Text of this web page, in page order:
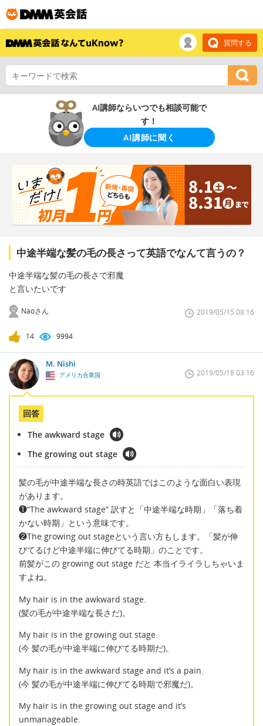
質問する
AI講師ならいつでも相談可能で
す！
AI講師に聞く
中途半端な髪の毛の長さって英語でなんて言うの？
中途半端な髪の毛の長さで邪魔
と言いたいです
Naoさん 2019/05/15 08:16
14 9994
M. Nishi
アメリカ合衆国 2019/05/18 03:16
回答
The awkward stage
The growing out stage
髪の毛が中途半端な長さの時英語ではこのような面白い表現
があります。
❶“The awkward stage” 訳すと「中途半端な時期」「落ち着
かない時期」という意味です。
❷The growing out stageという言い方もします。「髪が伸
びてるけど中途半端に伸びてる時期」のことです。
前髪がこの growing out stage だと 本当イライラしちゃいま
すよね。
My hair is in the awkward stage.
(髪の毛が中途半端な長さだ)。
My hair is in the growing out stage.
(今 髪の毛が中途半端に伸びてる時期だ)。
My hair is in the awkward stage and it’s a pain.
(今 髪の毛が中途半端に伸びてる時期で邪魔だ)。
My hair is in the growing out stage and it’s
unmanageable.